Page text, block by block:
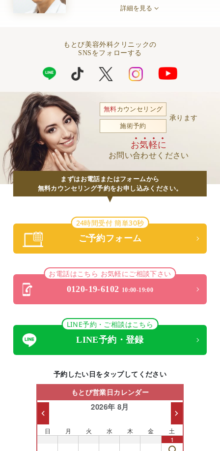
詳細を見る
もとび美容外科クリニックの
SNSをフォローする
無料カウンセリング
施術予約
承ります
お気軽に
お問い合わせください
まずはお電話またはフォームから
無料カウンセリング予約をお申し込みください。
24時間受付 簡単30秒
ご予約フォーム
お電話はこちら お気軽にご相談下さい
0120-19-6102 10:00-19:00
LINE予約・ご相談はこちら
LINE予約・登録
予約したい日をタップしてください
もとび営業日カレンダー
2026年 8月
日 月 火 水 木 金 土
1